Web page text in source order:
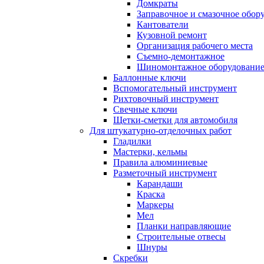
Домкраты
Заправочное и смазочное
Кантователи
Кузовной ремонт
Организация рабочего места
Съемно-демонтажное
Шиномонтажное оборудование
Баллонные ключи
Вспомогательный инструмент
Рихтовочный инструмент
Свечные ключи
Щетки-сметки для автомобиля
Для штукатурно-отделочных работ
Гладилки
Мастерки, кельмы
Правила алюминиевые
Разметочный инструмент
Карандаши
Краска
Маркеры
Мел
Планки направляющие
Строительные отвесы
Шнуры
Скребки